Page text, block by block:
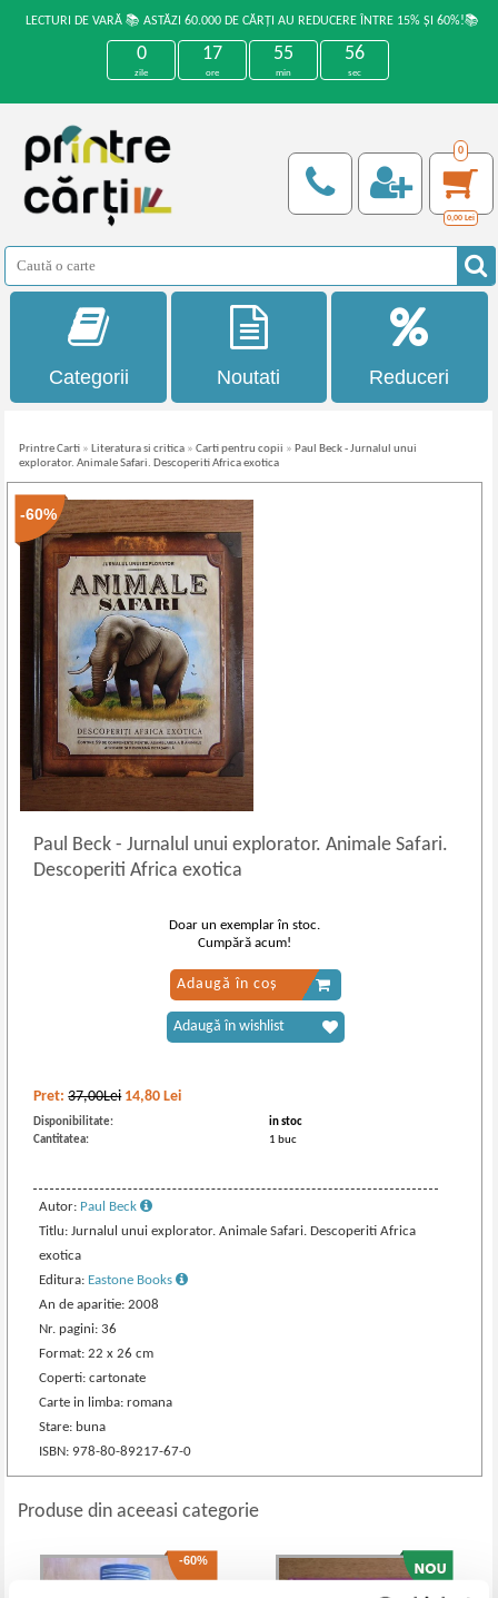
LECTURI DE VARĂ 📚 ASTĂZI 60.000 DE CĂRȚI AU REDUCERE ÎNTRE 15% ȘI 60%!📚
0
zile
17
ore
55
min
55
sec
0
0,00 Lei
Categorii Noutati Reduceri
Printre Carti » Literatura si critica »Carti pentru copii » Paul Beck - Jurnalul unui
explorator. Animale Safari. Descoperiti Africa exotica
-60%
Paul Beck- Jurnalul unui explorator. Animale Safari.
Descoperiti Africa exotica
Pret:37,00Lei 14,80 Lei
Disponibilitate:
in stoc
Cantitatea:
1 buc
Autor: Paul Beck
Titlu: Jurnalul unui explorator. Animale Safari. Descoperiti Africa
exotica
Editura: Eastone Books
An de aparitie: 2008
Nr. pagini: 36
Format: 22 x 26 cm
Coperti: cartonate
Carte in limba: romana
Stare: buna
ISBN: 978-80-89217-67-0
Doar un exemplar în stoc.
Cumpără acum!
Adaugă în coș
Adaugă în wishlist
Produse din aceeasi categorie
-60%